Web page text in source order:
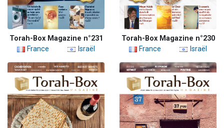
Torah-Box Magazine n°231
France
Israël
Torah-Box Magazine n°230
France
Israël